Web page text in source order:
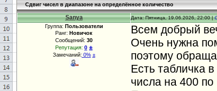
Сдвиг чисел в диапазоне на определённое количество
Sanya Дата: Пятница, 19.06.2026, 22:00 |
Группа: Пользователи
Ранг: Новичок
Сообщений: 30
Репутация: 0 ±
Замечаний: 0% ±
Всем добрый
Очень нужна
поэтому
Есть табличка
числа на 400